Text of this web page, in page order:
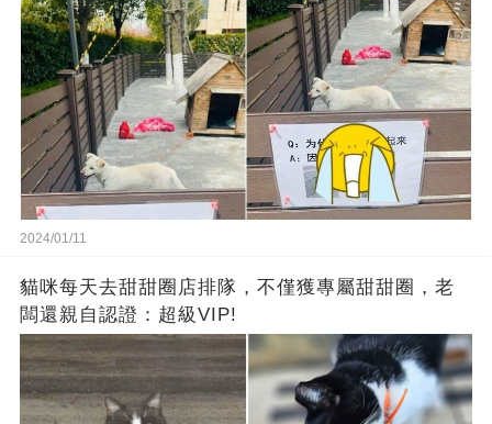
2024/01/11
貓咪每天去甜甜圈店排隊，不僅獲專屬甜甜圈，老
闆還親自認證：超級VIP!